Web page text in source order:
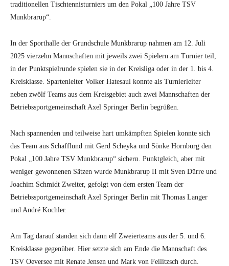
traditionellen Tischtennisturniers um den Pokal „100 Jahre TSV
Munkbrarup“.
In der Sporthalle der Grundschule Munkbrarup nahmen am 12. Juli
2025 vierzehn Mannschaften mit jeweils zwei Spielern am Turnier teil,
in der Punktspielrunde spielen sie in der Kreisliga oder in der 1. bis 4.
Kreisklasse. Spartenleiter Volker Hatesaul konnte als Turnierleiter
neben zwölf Teams aus dem Kreisgebiet auch zwei Mannschaften der
Betriebssportgemeinschaft Axel Springer Berlin begrüßen.
Nach spannenden und teilweise hart umkämpften Spielen konnte sich
das Team aus Schafflund mit Gerd Scheyka und Sönke Hornburg den
Pokal „100 Jahre TSV Munkbrarup“ sichern. Punktgleich, aber mit
weniger gewonnenen Sätzen wurde Munkbrarup II mit Sven Dürre und
Joachim Schmidt Zweiter, gefolgt von dem ersten Team der
Betriebssportgemeinschaft Axel Springer Berlin mit Thomas Langer
und André Kochler.
Am Tag darauf standen sich dann elf Zweierteams aus der 5. und 6.
Kreisklasse gegenüber. Hier setzte sich am Ende die Mannschaft des
TSV Oeversee mit Renate Jensen und Mark von Feilitzsch durch.